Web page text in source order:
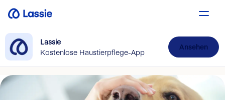
Lassie
Kostenlose Haustierpflege-App
Ansehen